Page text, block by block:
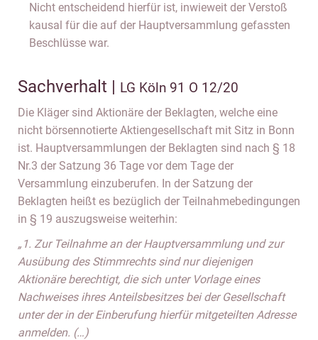
Nicht entscheidend hierfür ist, inwieweit der Verstoß
kausal für die auf der Hauptversammlung gefassten
Beschlüsse war.
Sachverhalt | LG Köln 91 O 12/20
Die Kläger sind Aktionäre der Beklagten, welche eine
nicht börsennotierte Aktiengesellschaft mit Sitz in Bonn
ist. Hauptversammlungen der Beklagten sind nach § 18
Nr.3 der Satzung 36 Tage vor dem Tage der
Versammlung einzuberufen. In der Satzung der
Beklagten heißt es bezüglich der Teilnahmebedingungen
in § 19 auszugsweise weiterhin:
„1. Zur Teilnahme an der Hauptversammlung und zur
Ausübung des Stimmrechts sind nur diejenigen
Aktionäre berechtigt, die sich unter Vorlage eines
Nachweises ihres Anteilsbesitzes bei der Gesellschaft
unter der in der Einberufung hierfür mitgeteilten Adresse
anmelden. (…)